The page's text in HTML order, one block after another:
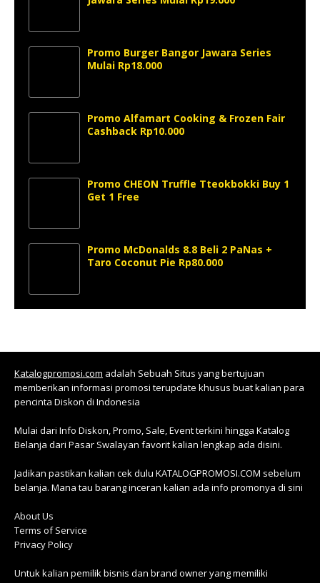
Promo Burger Bangor Jawara Series
Mulai Rp18.000
Promo Alfamart Cooking & Frozen Fair
Cashback Rp10.000
Promo CHEON Truffle Tteokbokki Buy 1
Get 1 Free
Promo McDonalds 8.8 Beli 2 PaNas +
Taro Coconut Pie Rp80.000
Katalogpromosi.com adalah Sebuah Situs yang bertujuan
memberikan informasi promosi terupdate khusus buat kalian para
pencinta Diskon di Indonesia
Mulai dari Info Diskon, Promo, Sale, Event terkini hingga Katalog
Belanja dari Pasar Swalayan favorit kalian lengkap ada disini.
Jadikan pastikan kalian cek dulu KATALOGPROMOSI.COM sebelum
belanja. Mana tau barang inceran kalian ada info promonya di sini
About Us
Terms of Service
Privacy Policy
Untuk kalian pemilik bisnis dan brand owner yang memiliki